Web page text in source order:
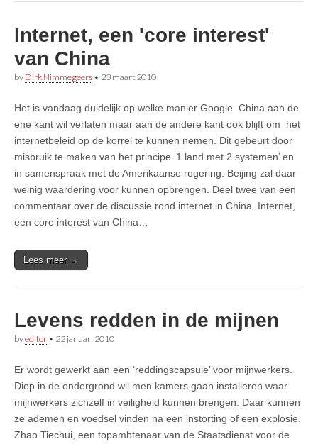
Internet, een 'core interest'
van China
by Dirk Nimmegeers • 23 maart 2010
Het is vandaag duidelijk op welke manier Google China aan de
ene kant wil verlaten maar aan de andere kant ook blijft om het
internetbeleid op de korrel te kunnen nemen. Dit gebeurt door
misbruik te maken van het principe ‘1 land met 2 systemen’ en
in samenspraak met de Amerikaanse regering. Beijing zal daar
weinig waardering voor kunnen opbrengen. Deel twee van een
commentaar over de discussie rond internet in China. Internet,
een core interest van China…
Lees meer →
Levens redden in de mijnen
byeditor • 22 januari 2010
Er wordt gewerkt aan een ‘reddingscapsule’ voor mijnwerkers.
Diep in de ondergrond wil men kamers gaan installeren waar
mijnwerkers zichzelf in veiligheid kunnen brengen. Daar kunnen
ze ademen en voedsel vinden na een instorting of een explosie.
Zhao Tiechui, een topambtenaar van de Staatsdienst voor de